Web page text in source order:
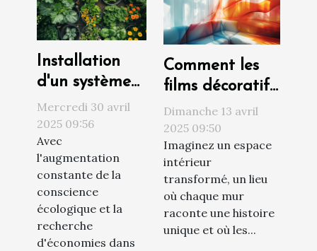
Installation
d'un système
d'arrosage
goutte à
goutte DIY
pour un jardin
économique et
écologique
Mercredi 30 avril
2025 09:56
Avec
l'augmentation
constante de la
conscience
écologique et la
recherche
d'économies dans
Comment les
films décoratifs
peuvent
métamorphoser
votre intérieur
Dimanche 13 avril
2025 09:50
Imaginez un espace
intérieur
transformé, un lieu
où chaque mur
raconte une histoire
unique et où les...